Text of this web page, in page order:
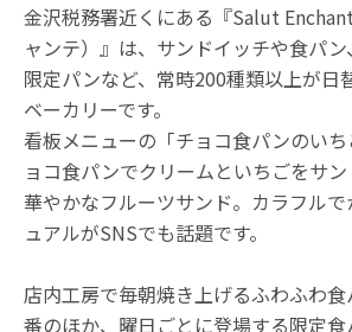
金沢税務署近くにある『Salut
ャンテ）』は、サンドイッチや食パ
限定パンなど、常時200種類以上が日
ベーカリーです。
看板メニューの「チョコ食パンのい
ョコ食パンでクリームといちごをサ
華やかなフルーツサンド。カラフル
ュアルがSNSでも話題です。
店内工房で毎朝焼き上げるふわふわ
番のほか、曜日ごとに登場する限定食